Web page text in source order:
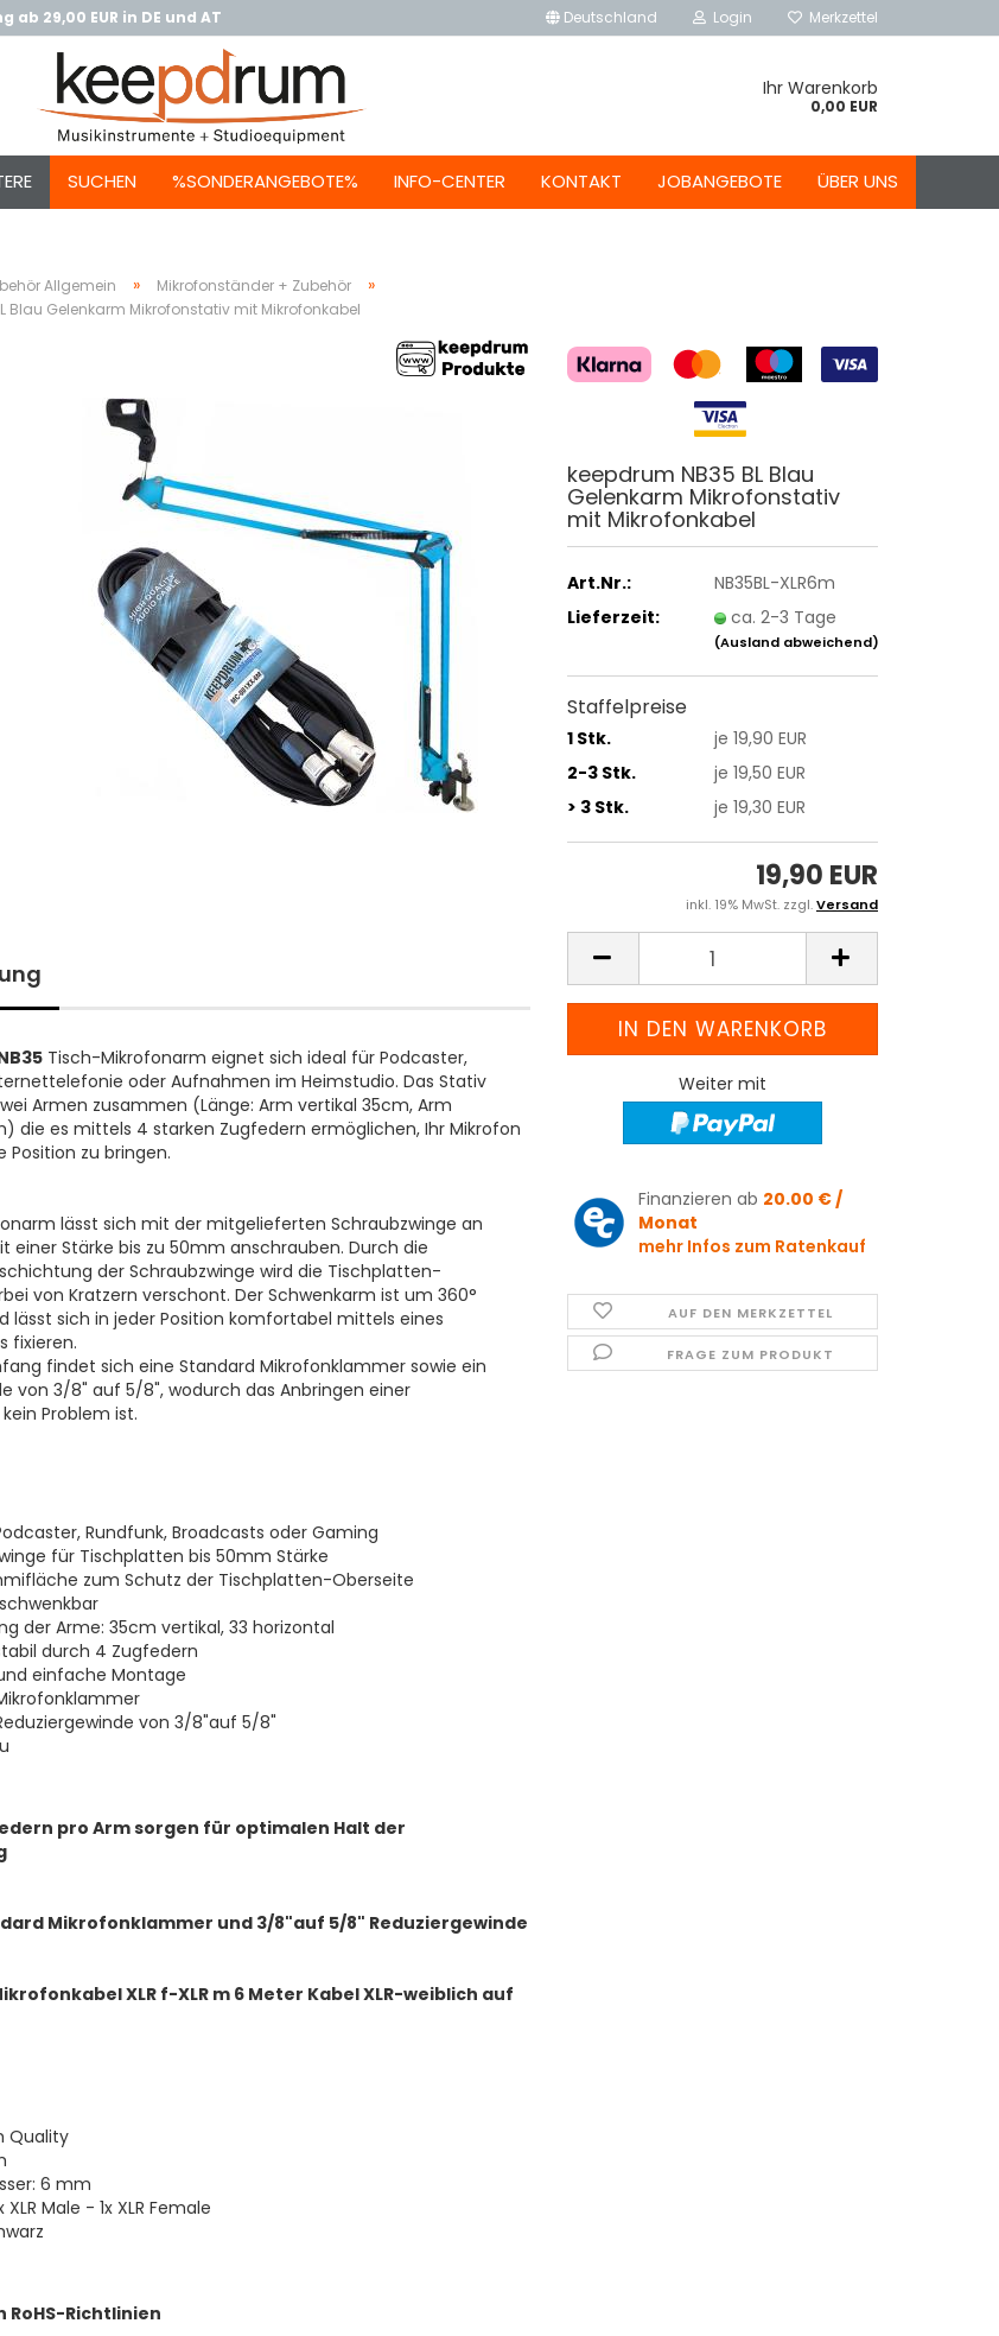
29,00 EUR in DE und AT Deutschland Login Merkzettel
Ihr Warenkorb
0,00 EUR
SUCHEN %SONDERANGEBOTE% INFO-CENTER KONTAKT JOBANGEBOTE ÜBER UNS
Allgemein » Mikrofonständer + Zubehör »
Blau Gelenkarm Mikrofonstativ mit Mikrofonkabel
keepdrum NB35 BL Blau
Gelenkarm Mikrofonstativ
mit Mikrofonkabel
Art.Nr.:
NB35BL-XLR6m
Lieferzeit:
ca. 2-3 Tage
(Ausland abweichend)
Staffelpreise
1 Stk.
je 19,90 EUR
2-3 Stk.
je 19,50 EUR
> 3 Stk.
je 19,30 EUR
19,90 EUR
inkl. 19% MwSt. zzgl.Versand
Weiter mit
Finanzieren ab 20.00 € /
Monat
mehr Infos zum Ratenkauf
AUF DEN MERKZETTEL
FRAGE ZUM PRODUKT
Tisch-Mikrofonarm eignet sich ideal für Podcaster,
oder Aufnahmen im Heimstudio. Das Stativ
Armen zusammen (Länge: Arm vertikal 35cm, Arm
die es mittels 4 starken Zugfedern ermöglichen, Ihr Mikrofon
Position zu bringen.
lässt sich mit der mitgelieferten Schraubzwinge an
einer Stärke bis zu 50mm anschrauben. Durch die
der Schraubzwinge wird die Tischplatten-
von Kratzern verschont. Der Schwenkarm ist um 360°
lässt sich in jeder Position komfortabel mittels eines
fixieren.
findet sich eine Standard Mikrofonklammer sowie ein
von 3/8" auf 5/8", wodurch das Anbringen einer
Problem ist.
Rundfunk, Broadcasts oder Gaming
für Tischplatten bis 50mm Stärke
zum Schutz der Tischplatten-Oberseite
der Arme: 35cm vertikal, 33 horizontal
durch 4 Zugfedern
einfache Montage
von 3/8"auf 5/8"
pro Arm sorgen für optimalen Halt der
Mikrofonklammer und3/8"auf 5/8" Reduziergewinde
XLR f-XLR m 6 Meter Kabel XLR-weiblich auf
Quality
6 mm
XLR Male - 1x XLR Female
RoHS-Richtlinien